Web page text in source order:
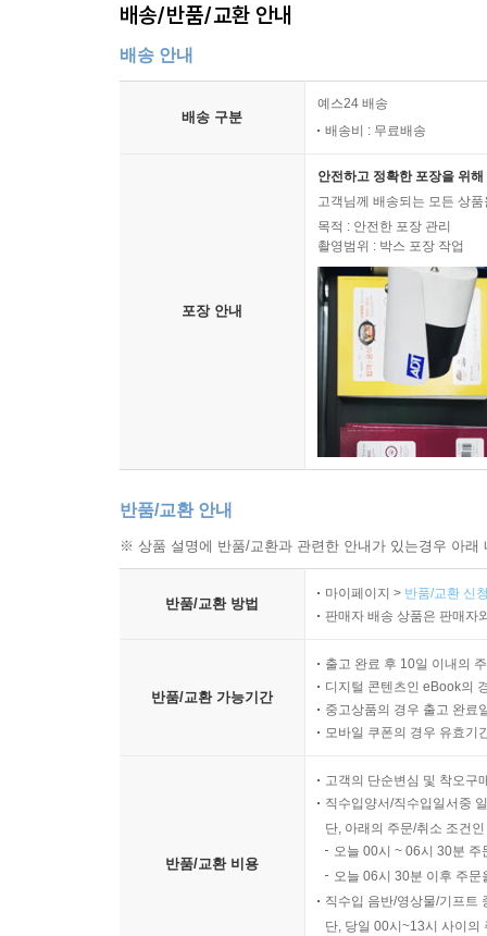
배송/반품/교환 안내
배송 안내
배송 구분
예스24 배송
배송비 : 무료배송
포장 안내
안전하고 정확한 포장을 위
고객님께 배송되는 모든 상
목적 : 안전한 포장 관리
촬영범위 : 박스 포장 작업
반품/교환 안내
※ 상품 설명에 반품/교환과 관련한 안내가 있는경우 아
반품/교환 방법
마이페이지 > 반품/교환 신
판매자 배송 상품은 판매자
반품/교환 가능기간
출고 완료 후 10일 이내의
디지털 콘텐츠인 eBook의
중고상품의 경우 출고 완료
모바일 쿠폰의 경우 유효기
반품/교환 비용
고객의 단순변심 및 착오구
직수입양서/직수입일서중
단, 아래의 주문/취소 조건
오늘 00시 ~ 06시 30분
오늘 06시 30분 이후 주
직수입 음반/영상물/기프트
단, 당일 00시~13시 사이의